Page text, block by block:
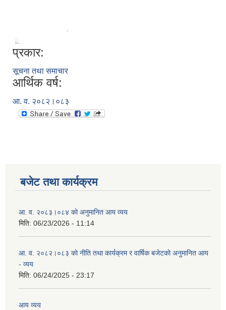
प्रकार:
सूचना तथा समाचार
आर्थिक वर्ष:
आ. व. २०८२।०८३
बजेट तथा कार्यक्रम
आ. व. २०८३।०८४ को अनुमानित आय व्यय
मिति: 06/23/2026 - 11:14
आ. व. २०८२।०८३ को नीति तथा कार्यक्रम र वार्षिक बजेटको अनुमानित आय
- व्यय
मिति: 06/24/2025 - 23:17
आय व्यय